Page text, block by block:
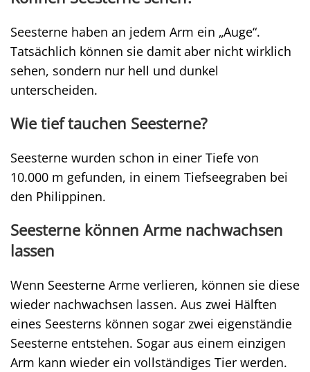
Seesterne haben an jedem Arm ein „Auge“.
Tatsächlich können sie damit aber nicht wirklich
sehen, sondern nur hell und dunkel
unterscheiden.
Wie tief tauchen Seesterne?
Seesterne wurden schon in einer Tiefe von
10.000 m gefunden, in einem Tiefseegraben bei
den Philippinen.
Seesterne können Arme nachwachsen
lassen
Wenn Seesterne Arme verlieren, können sie diese
wieder nachwachsen lassen. Aus zwei Hälften
eines Seesterns können sogar zwei eigenständie
Seesterne entstehen. Sogar aus einem einzigen
Arm kann wieder ein vollständiges Tier werden.